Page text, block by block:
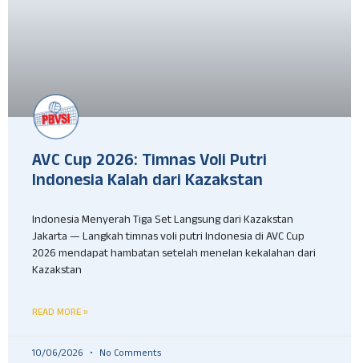
AVC Cup 2026: Timnas Voli Putri
Indonesia Kalah dari Kazakstan
Indonesia Menyerah Tiga Set Langsung dari Kazakstan
Jakarta — Langkah timnas voli putri Indonesia di AVC Cup
2026 mendapat hambatan setelah menelan kekalahan dari
Kazakstan
READ MORE »
10/06/2026 No Comments